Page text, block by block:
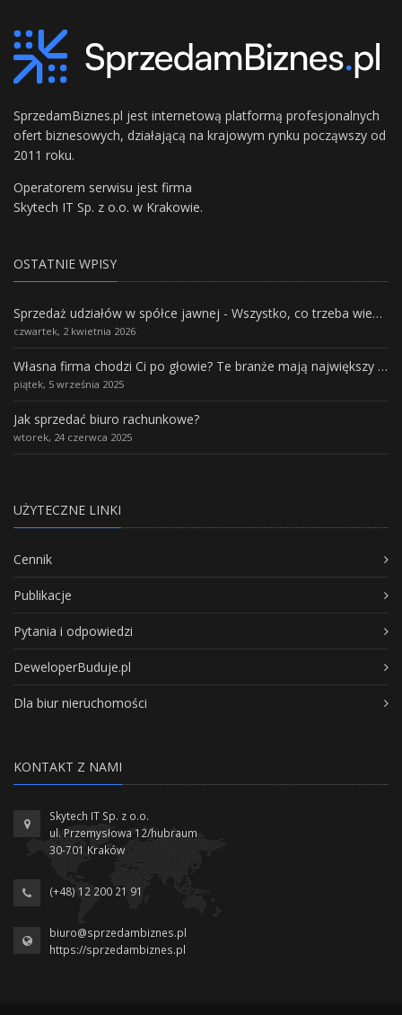
SprzedamBiznes.pl jest internetową platformą profesjonalnych
ofert biznesowych, działającą na krajowym rynku począwszy od
2011 roku.
Operatorem serwisu jest firma
Skytech IT Sp. z o.o. w Krakowie.
OSTATNIE WPISY
Sprzedaż udziałów w spółce jawnej - Wszystko, co trzeba wiedzieć.
czwartek, 2 kwietnia 2026
Własna firma chodzi Ci po głowie? Te branże mają największy potencjał rozwoju
piątek, 5 września 2025
Jak sprzedać biuro rachunkowe?
wtorek, 24 czerwca 2025
UŻYTECZNE LINKI
Cennik
Publikacje
Pytania i odpowiedzi
DeweloperBuduje.pl
Dla biur nieruchomości
KONTAKT Z NAMI
Skytech IT Sp. z o.o.
ul. Przemysłowa 12/hubraum
30-701 Kraków
(+48) 12 200 21 91
biuro@sprzedambiznes.pl
https://sprzedambiznes.pl